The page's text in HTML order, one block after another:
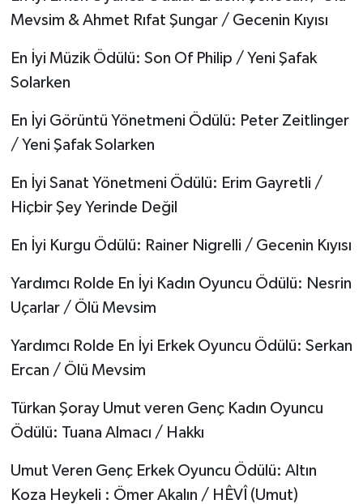
Mevsim & Ahmet Rıfat Şungar / Gecenin Kıyısı
En İyi Müzik Ödülü: Son Of Philip / Yeni Şafak
Solarken
En İyi Görüntü Yönetmeni Ödülü: Peter Zeitlinger
/ Yeni Şafak Solarken
En İyi Sanat Yönetmeni Ödülü: Erim Gayretli /
Hiçbir Şey Yerinde Değil
En İyi Kurgu Ödülü: Rainer Nigrelli / Gecenin Kıyısı
Yardımcı Rolde En İyi Kadın Oyuncu Ödülü: Nesrin
Uçarlar / Ölü Mevsim
Yardımcı Rolde En İyi Erkek Oyuncu Ödülü: Serkan
Ercan / Ölü Mevsim
Türkan Şoray Umut veren Genç Kadın Oyuncu
Ödülü: Tuana Almacı / Hakkı
Umut Veren Genç Erkek Oyuncu Ödülü: Altın
Koza Heykeli : Ömer Akalın / HÊVÎ (Umut)